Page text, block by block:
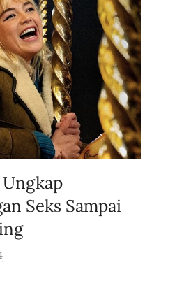
Seks Sampai